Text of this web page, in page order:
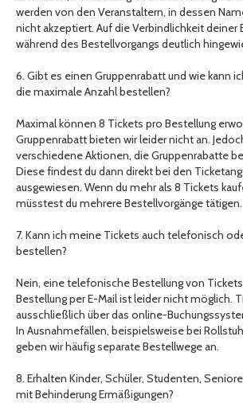
werden von den Veranstaltern, in dessen
nicht akzeptiert. Auf die Verbindlichkeit deiner
während des Bestellvorgangs deutlich
6. Gibt es einen Gruppenrabatt und wie kann
die maximale Anzahl bestellen?
Maximal können 8 Tickets pro Bestellung
Gruppenrabatt bieten wir leider nicht an.
verschiedene Aktionen, die Gruppenrabatte
Diese findest du dann direkt bei den
ausgewiesen. Wenn du mehr als 8 Tickets
müsstest du mehrere Bestellvorgänge tätigen.
7. Kann ich meine Tickets auch telefonisch
bestellen?
Nein, eine telefonische Bestellung von
Bestellung per E-Mail ist leider nicht möglich.
ausschließlich über das online-
In Ausnahmefällen, beispielsweise bei
geben wir häufig separate Bestellwege an.
8. Erhalten Kinder, Schüler, Studenten,
mit Behinderung Ermäßigungen?